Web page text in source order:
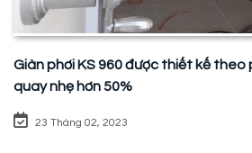
Giàn phơi KS 960 được thiết kế theo
quay nhẹ hơn 50%
23 Tháng 02, 2023